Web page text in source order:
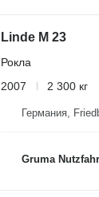
Linde M 23
Рокла
2007
2 300 кг
Германия,
Gruma